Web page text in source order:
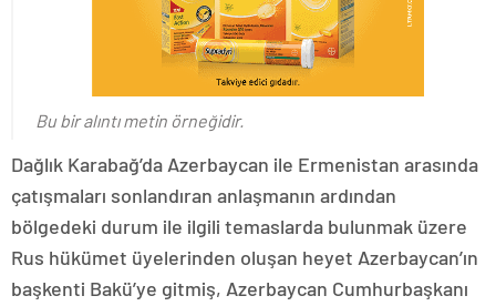
Bu bir alıntı metin örneğidir.
Dağlık Karabağ’da Azerbaycan ile Ermenistan arasında
çatışmaları sonlandıran anlaşmanın ardından
bölgedeki durum ile ilgili temaslarda bulunmak üzere
Rus hükümet üyelerinden oluşan heyet Azerbaycan’ın
başkenti Bakü’ye gitmiş, Azerbaycan Cumhurbaşkanı